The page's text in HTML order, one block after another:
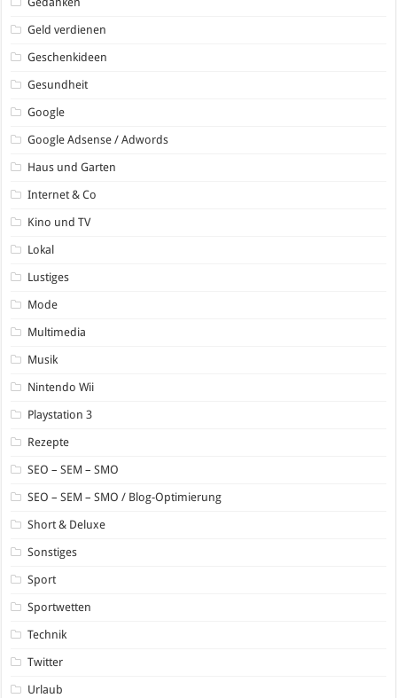
Geld verdienen
Geschenkideen
Gesundheit
Google
Google Adsense / Adwords
Haus und Garten
Internet & Co
Kino und TV
Lokal
Lustiges
Mode
Multimedia
Musik
Nintendo Wii
Playstation 3
Rezepte
SEO – SEM – SMO
SEO – SEM – SMO / Blog-Optimierung
Short & Deluxe
Sonstiges
Sport
Sportwetten
Technik
Twitter
Urlaub